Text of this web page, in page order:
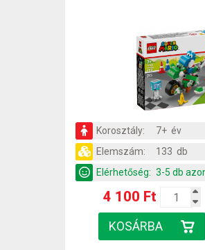
Korosztály:
7+ év
Elemszám:
133 db
Elérhetőség: 3-5 db
4 100 Ft